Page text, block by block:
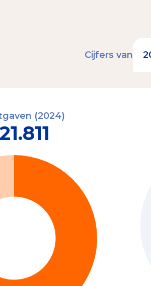
Cijfers van
(2024)